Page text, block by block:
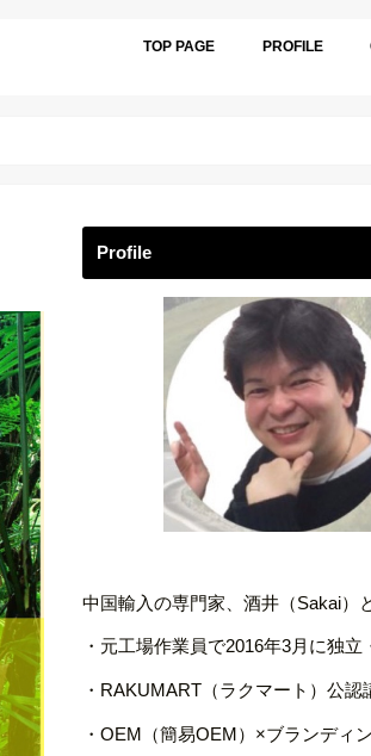
TOP PAGE PROFILE
Profile
中国輸入の専門家、酒井（Sakai）
・元工場作業員で2016年3月に独立
・RAKUMART（ラクマート）公認
・OEM（簡易OEM）×ブランディ